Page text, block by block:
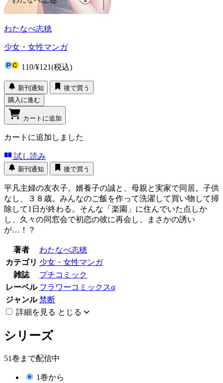
わたなべ志穂
少女・女性マンガ
110/¥121(税込)
新刊通知
後で買う
購入に進む
カートに追加
カートに追加しました
試し読み
新刊通知 後で買う
平凡主婦の友衣子。婿養子の誠と、母親と実家で同居。子供
なし、３８歳。みんなのご飯を作って洗濯して買い物して掃
除して1日が終わる。そんな「楽園」に住んでいた点しか
し、久々の同窓会で初恋の彼に再会し、まさかの誘い
が…！？
著者
わたなべ志穂
カテゴリ 少女・女性マンガ
雑誌
プチコミック
レーベル フラワーコミックスα
ジャンル 禁断
詳細を見る とじる
シリーズ
51巻まで配信中
1巻から